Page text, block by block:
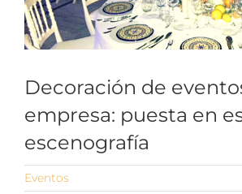
ESPACIOS
BLOG
NOSOTROS
CONTACTO
Decoración de
empresa: puesta en
escenografía
Eventos